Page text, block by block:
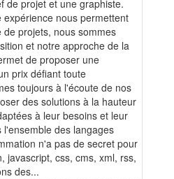
de projet et une graphiste.
nous permettent
projets, nous sommes
et notre approche de la
de proposer une
prix défiant toute
toujours à l'écoute de nos
des solutions à la hauteur
à leur besoins et leur
des langages
n'a pas de secret pour
javascript, css, cms, xml, rss,
des...